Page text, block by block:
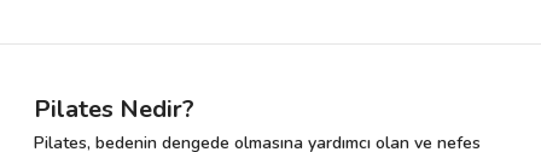
Pilates Nedir?
Pilates, bedenin dengede olmasına yardımcı olan ve nefes